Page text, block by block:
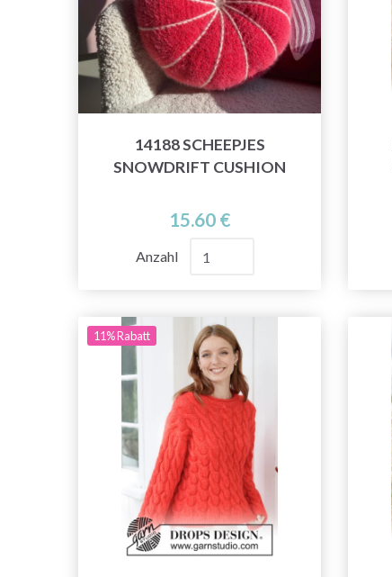
14188 SCHEEPJES
SNOWDRIFT CUSHION
15.60 €
Anzahl
11% Rabatt